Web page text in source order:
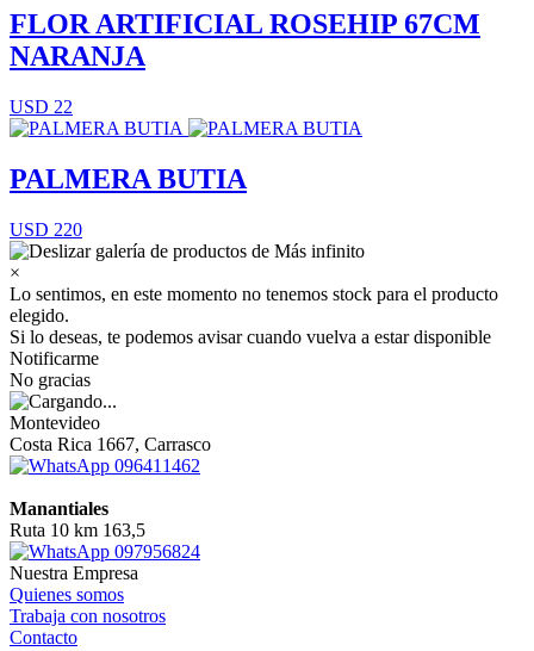
FLOR ARTIFICIAL ROSEHIP 67CM
NARANJA
USD 22
PALMERA BUTIA
USD 220
×
Lo sentimos, en este momento no tenemos stock para el producto
elegido.
Si lo deseas, te podemos avisar cuando vuelva a estar disponible
Notificarme
No gracias
Montevideo
Costa Rica 1667, Carrasco
096411462
Manantiales
Ruta 10 km 163,5
097956824
Nuestra Empresa
Quienes somos
Trabaja con nosotros
Contacto